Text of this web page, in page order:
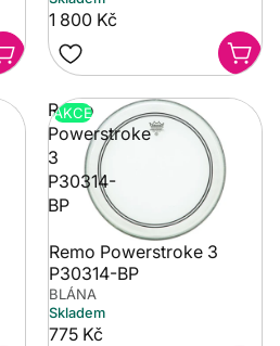
1 800 Kč
Remo
Powerstroke
3
P30314-
BP
AKCE
Remo Powerstroke 3
P30314-BP
BLÁNA
Skladem
775 Kč